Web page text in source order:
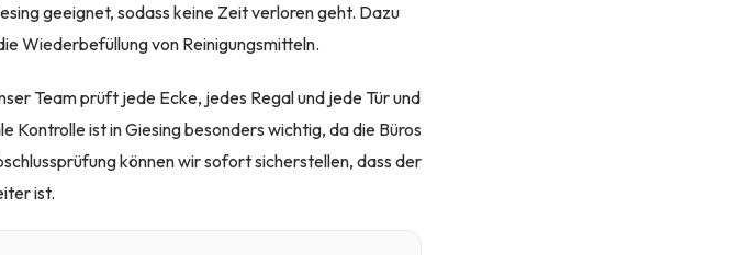
geeignet, sodass keine Zeit verloren geht. Dazu
Wiederbefüllung von Reinigungsmitteln.
Team prüft jede Ecke, jedes Regal und jede Tür und
Kontrolle ist in Giesing besonders wichtig, da die Büros
können wir sofort sicherstellen, dass der
ist.